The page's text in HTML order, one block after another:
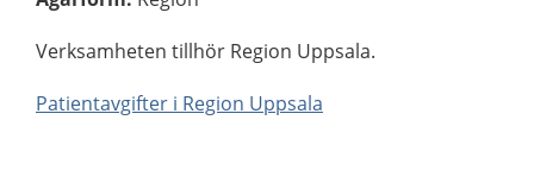
Verksamheten tillhör Region Uppsala.
Patientavgifter i Region Uppsala